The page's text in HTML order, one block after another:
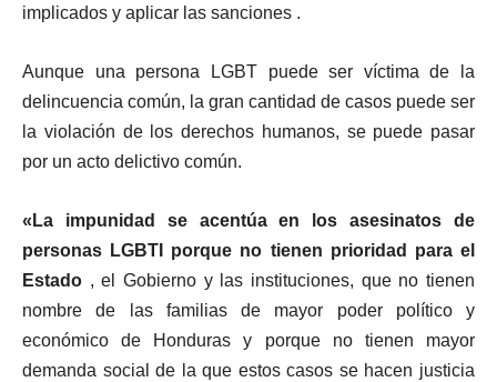
implicados y aplicar las sanciones .
Aunque una persona LGBT puede ser víctima de la
delincuencia común, la gran cantidad de casos puede ser
la violación de los derechos humanos, se puede pasar
por un acto delictivo común.
«La impunidad se acentúa en los asesinatos de
personas LGBTI porque no tienen prioridad para el
Estado , el Gobierno y las instituciones, que no tienen
nombre de las familias de mayor poder político y
económico de Honduras y porque no tienen mayor
demanda social de la que estos casos se hacen justicia